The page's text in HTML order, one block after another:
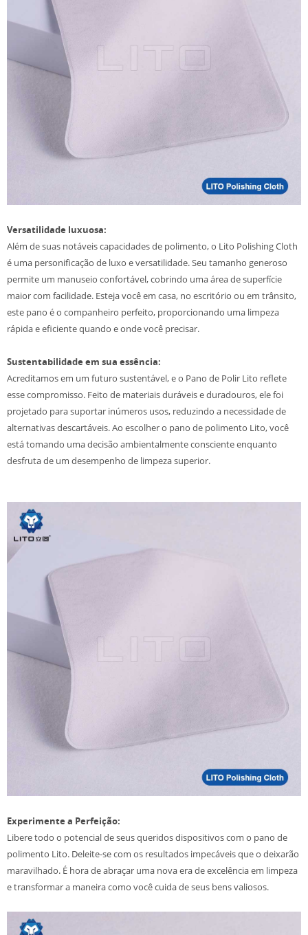
Versatilidade luxuosa:
Além de suas notáveis ​​capacidades de polimento, o Lito Polishing Cloth
é uma personificação de luxo e versatilidade. Seu tamanho generoso
permite um manuseio confortável, cobrindo uma área de superfície
maior com facilidade. Esteja você em casa, no escritório ou em trânsito,
este pano é o companheiro perfeito, proporcionando uma limpeza
rápida e eficiente quando e onde você precisar.
Sustentabilidade em sua essência:
Acreditamos em um futuro sustentável, e o Pano de Polir Lito reflete
esse compromisso. Feito de materiais duráveis ​​e duradouros, ele foi
projetado para suportar inúmeros usos, reduzindo a necessidade de
alternativas descartáveis. Ao escolher o pano de polimento Lito, você
está tomando uma decisão ambientalmente consciente enquanto
desfruta de um desempenho de limpeza superior.
Experimente a Perfeição:
Libere todo o potencial de seus queridos dispositivos com o pano de
polimento Lito. Deleite-se com os resultados impecáveis ​​que o deixarão
maravilhado. É hora de abraçar uma nova era de excelência em limpeza
e transformar a maneira como você cuida de seus bens valiosos.